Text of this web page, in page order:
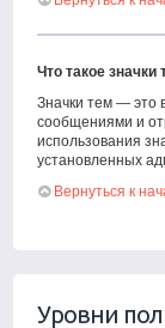
Что такое значки
Значки тем — это
сообщениями и
использования
установленных
Вернуться к
Уровни